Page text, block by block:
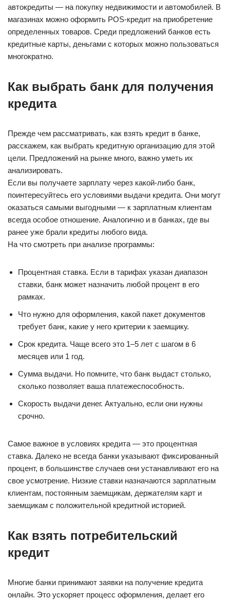
автокредиты — на покупку недвижимости и автомобилей. В
магазинах можно оформить POS-кредит на приобретение
определенных товаров. Среди предложений банков есть
кредитные карты, деньгами с которых можно пользоваться
многократно.
Как выбрать банк для получения
кредита
Прежде чем рассматривать, как взять кредит в банке,
расскажем, как выбрать кредитную организацию для этой
цели. Предложений на рынке много, важно уметь их
анализировать.
Если вы получаете зарплату через какой-либо банк,
поинтересуйтесь его условиями выдачи кредита. Они могут
оказаться самыми выгодными — к зарплатным клиентам
всегда особое отношение. Аналогично и в банках, где вы
ранее уже брали кредиты любого вида.
На что смотреть при анализе программы:
Процентная ставка. Если в тарифах указан диапазон
ставки, банк может назначить любой процент в его
рамках.
Что нужно для оформления, какой пакет документов
требует банк, какие у него критерии к заемщику.
Срок кредита. Чаще всего это 1–5 лет с шагом в 6
месяцев или 1 год.
Сумма выдачи. Но помните, что банк выдаст столько,
сколько позволяет ваша платежеспособность.
Скорость выдачи денег. Актуально, если они нужны
срочно.
Самое важное в условиях кредита — это процентная
ставка. Далеко не всегда банки указывают фиксированный
процент, в большинстве случаев они устанавливают его на
свое усмотрение. Низкие ставки назначаются зарплатным
клиентам, постоянным заемщикам, держателям карт и
заемщикам с положительной кредитной историей.
Как взять потребительский
кредит
Многие банки принимают заявки на получение кредита
онлайн. Это ускоряет процесс оформления, делает его